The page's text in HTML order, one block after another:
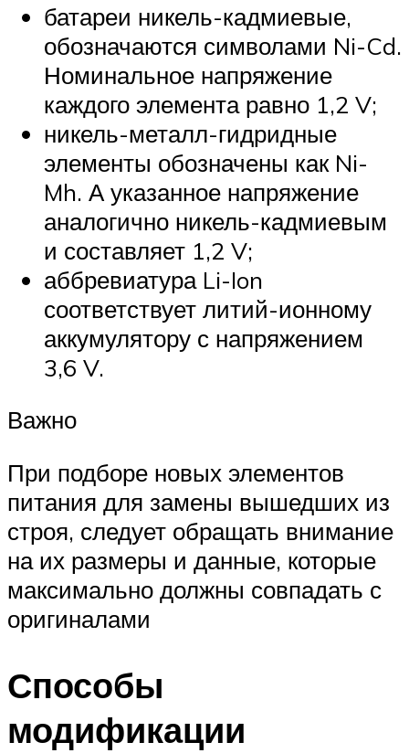
батареи никель-кадмиевые,
обозначаются символами Ni-Cd.
Номинальное напряжение
каждого элемента равно 1,2 V;
никель-металл-гидридные
элементы обозначены как Ni-
Mh. А указанное напряжение
аналогично никель-кадмиевым
и составляет 1,2 V;
аббревиатура Li-Ion
соответствует литий-ионному
аккумулятору с напряжением
3,6 V.
Важно
При подборе новых элементов
питания для замены вышедших из
строя, следует обращать внимание
на их размеры и данные, которые
максимально должны совпадать с
оригиналами
Способы
модификации